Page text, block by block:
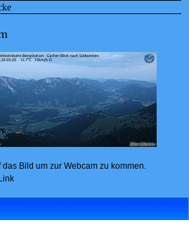
das Bild um zur Webcam zu kommen.